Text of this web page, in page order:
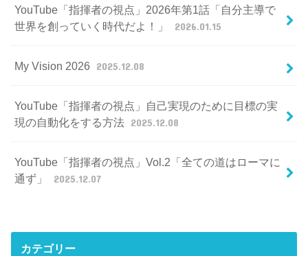
YouTube「指揮者の視点」2026年第1話「自分主導で
世界を創っていく時代だよ！」
2026.01.15
My Vision 2026 2025.12.08
YouTube「指揮者の視点」自己実現のために目標の実
現の自動化をする方法 2025.12.08
YouTube「指揮者の視点」Vol.2「全ての道はローマに
通ず」
2025.12.07
カテゴリー